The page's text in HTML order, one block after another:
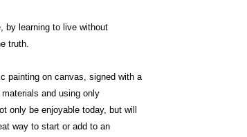
by learning to live without
truth.
painting on canvas, signed with a
and using only
only be enjoyable today, but will
way to start or add to an